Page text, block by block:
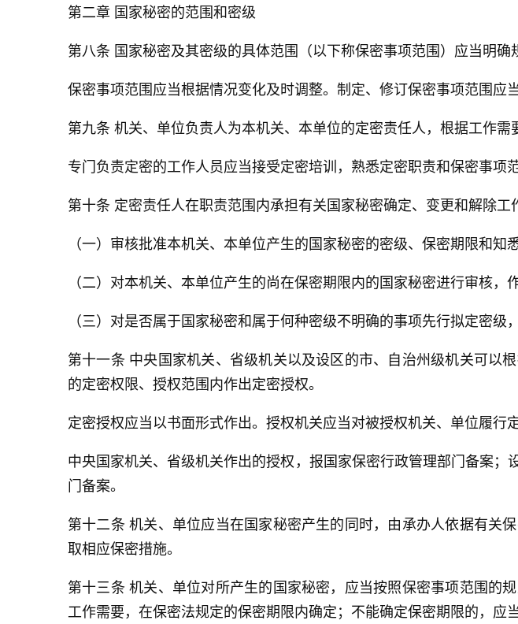
第二章 国家秘密的范围和密级
第八条 国家秘密及其密级的具体范围（以下称保密事项范围）应当明
保密事项范围应当根据情况变化及时调整。制定、修订保密事项范围应
第九条 机关、单位负责人为本机关、本单位的定密责任人，根据工作需
专门负责定密的工作人员应当接受定密培训，熟悉定密职责和保密事项
第十条 定密责任人在职责范围内承担有关国家秘密确定、变更和解除工
（一）审核批准本机关、本单位产生的国家秘密的密级、保密期限和知
（二）对本机关、本单位产生的尚在保密期限内的国家秘密进行审核，
（三）对是否属于国家秘密和属于何种密级不明确的事项先行拟定密级
第十一条 中央国家机关、省级机关以及设区的市、自治州级机关可以
的定密权限、授权范围内作出定密授权。
定密授权应当以书面形式作出。授权机关应当对被授权机关、单位履行
中央国家机关、省级机关作出的授权，报国家保密行政管理部门备案
门备案。
第十二条 机关、单位应当在国家秘密产生的同时，由承办人依据有关
取相应保密措施。
第十三条 机关、单位对所产生的国家秘密，应当按照保密事项范围的
工作需要，在保密法规定的保密期限内确定；不能确定保密期限的，应